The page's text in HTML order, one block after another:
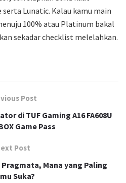
Lunatic. Kalau kamu main
100% atau Platinum bakal
sekadar checklist melelahkan.
Post
di TUF Gaming A16 FA608U
Game Pass
Post
Pragmata, Mana yang Paling
Suka?